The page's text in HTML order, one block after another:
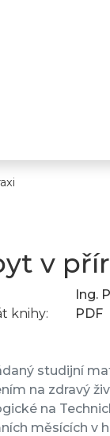
v
Ing.
knihy:
PDF
studijní
na zdravý
na
měsících v